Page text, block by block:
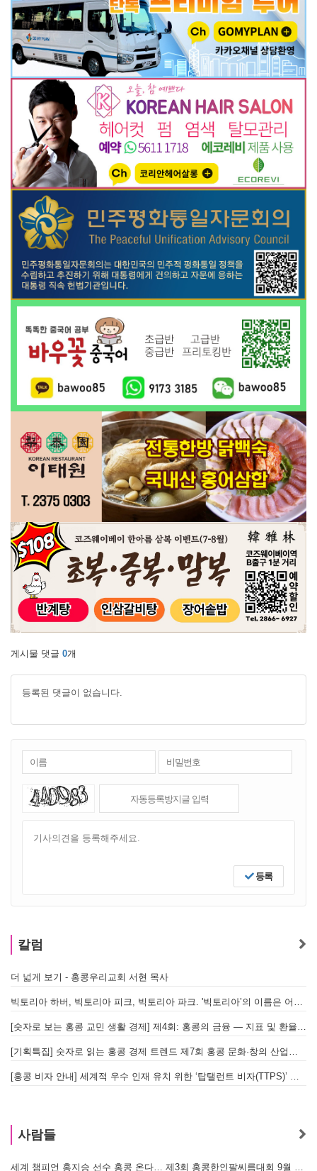
게시물 댓글 0개
등록된 댓글이 없습니다.
등록
칼럼
더 넓게 보기 - 홍콩우리교회 서현 목사
빅토리아 하버, 빅토리아 피크, 빅토리아 파크. '빅토리아’의 이름은 어떻게 온 걸까? - [이승권 원장의 생활칼럼]
[숫자로 보는 홍콩 교민 생활 경제] 제4회: 홍콩의 금융 — 지표 및 환율, MPF 운영 현황
[기획특집] 숫자로 읽는 홍콩 경제 트렌드 제7회 홍콩 문화·창의 산업의 구조와 분야별 동향
[홍콩 비자 안내] 세계적 우수 인재 유치 위한 ‘탑탤런트 비자(TTPS)’ 주요 요건
사람들
세계 챔피언 홍지승 선수 홍콩 온다… 제3회 홍콩한인팔씨름대회 9월 12일 개최